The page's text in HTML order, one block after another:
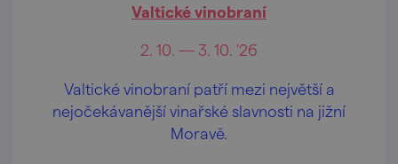
Valtické vinobraní
2. 10. — 3. 10. '26
Valtické vinobraní patří mezi největší a
nejočekávanější vinařské slavnosti na jižní
Moravě.